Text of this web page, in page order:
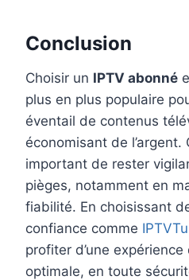
Conclusion
Choisir un IPTV abonné
plus en plus populaire
éventail de contenus
économisant de
important de rester
pièges, notamment en
fiabilité. En choisissant
confiance comme
profiter d’une
optimale, en toute